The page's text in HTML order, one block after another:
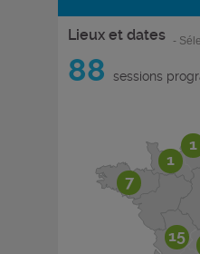
Lieux et dates -
88 sessions
1
7
1
15